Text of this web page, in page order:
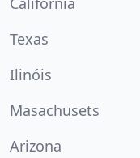
Texas
Ilinóis
Masachusets
Arizona